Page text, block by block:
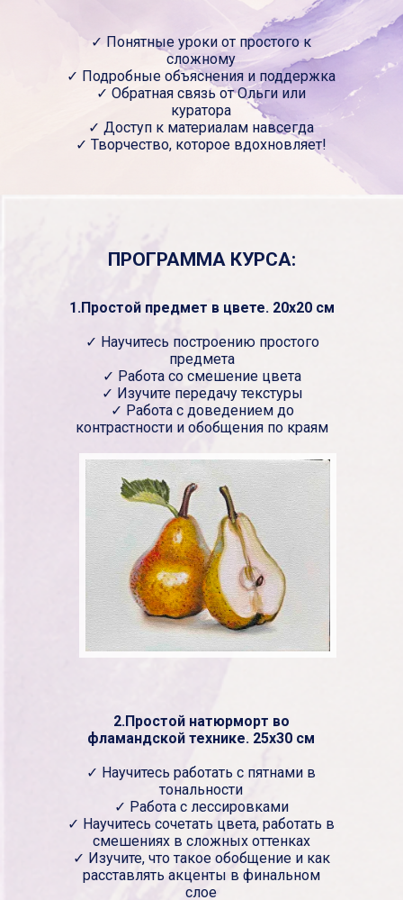
✓ Понятные уроки от простого к
сложному
✓ Подробные объяснения и поддержка
✓ Обратная связь от Ольги или
куратора
✓ Доступ к материалам навсегда
✓ Творчество, которое вдохновляет!
ПРОГРАММА КУРСА:
1.Простой предмет в цвете. 20x20 см
✓ Научитесь построению простого
предмета
✓ Работа со смешение цвета
✓ Изучите передачу текстуры
✓ Работа с доведением до
контрастности и обобщения по краям
2.Простой натюрморт во
фламандской технике. 25х30 см
✓ Научитесь работать с пятнами в
тональности
✓ Работа с лессировками
✓ Научитесь сочетать цвета, работать в
смешениях в сложных оттенках
✓ Изучите, что такое обобщение и как
расставлять акценты в финальном
слое